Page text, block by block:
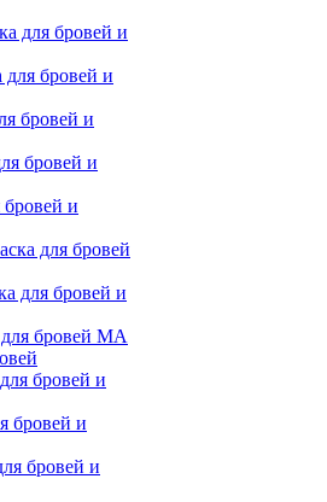
для бровей и
бровей и
и
для бровей и
MA
бровей и